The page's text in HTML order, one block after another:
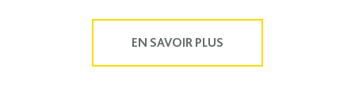
EN SAVOIR PLUS